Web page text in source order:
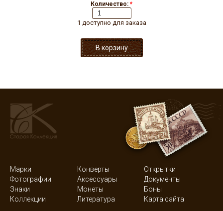
Количество: *
1 доступно для заказа
Марки Конверты
Открытки
Фотографии
Аксессуары
Документы
Знаки
Монеты
Боны
Коллекции
Литература Карта сайта